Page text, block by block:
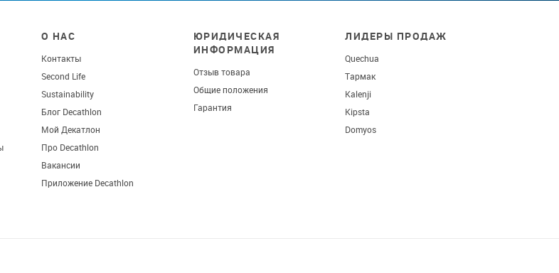
О НАС
Контакты
Second Life
Sustainability
Блог Decathlon
Мой Декатлон
Про Decathlon
Вакансии
Приложение Decathlon
ЮРИДИЧЕСКАЯ
ИНФОРМАЦИЯ
Отзыв товара
Общие положения
Гарантия
ЛИДЕРЫ ПРОДАЖ
Quechua
Тармак
Kalenji
Kipsta
Domyos